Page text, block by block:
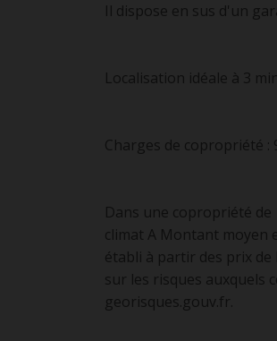
Il dispose en sus d'un
Localisation idéale à 3
Charges de copropriété :
Dans une copropriété de
climat A Montant moyen
établi à partir des prix de
sur les risques auxquels
georisques.gouv.fr.